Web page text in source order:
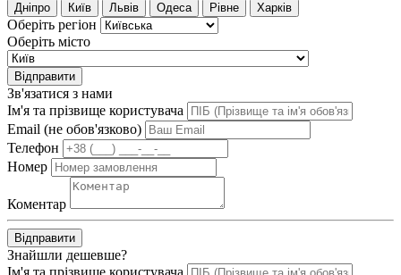
Дніпро Київ Львів Одеса Рівне Харків
Оберіть регіон
Оберіть місто
Відправити
Зв'язатися з нами
Ім'я та прізвище користувача
Email (не обов'язково)
Телефон
Номер
Коментар
Відправити
Знайшли дешевше?
Ім'я та прізвище користувача